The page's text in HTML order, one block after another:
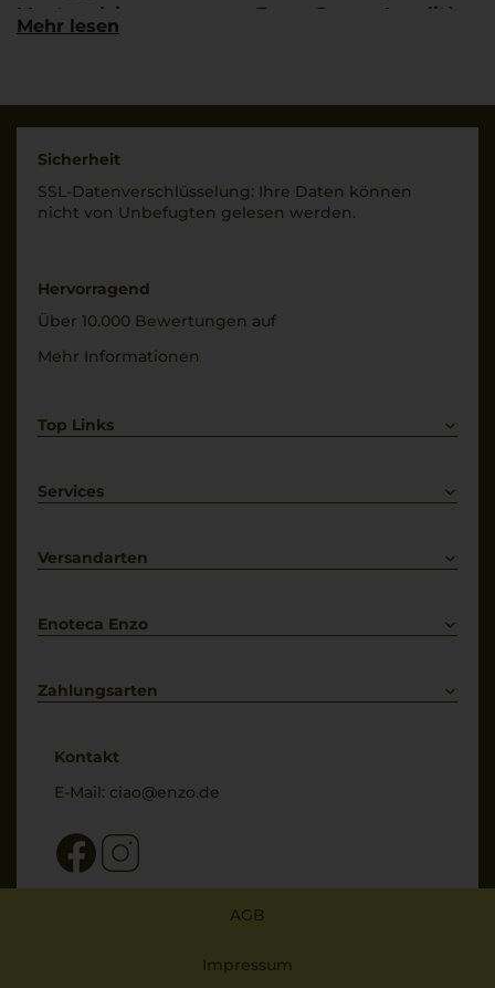
Montepulciano
d’Abruzzo
Denominazione Di
Origine Controllata
100% Montepulciano
Alkoholgehalt
Fosso Corno , Località
Land
Italien
0,75 L
Mehr lesen
Sicherheit
SSL-Daten­verschlüs­selung: Ihre Daten können
nicht von Unbe­fugten gelesen werden.
Hervorragend
Über 10.000 Bewertungen auf
Mehr Informationen
Top Links
Weißwein
Services
Kontakt
Versandarten
Enoteca Enzo
Bewertungs-Richtlinien
Zahlungsarten
Kontakt
E-Mail: ciao@enzo.de
AGB
Impressum